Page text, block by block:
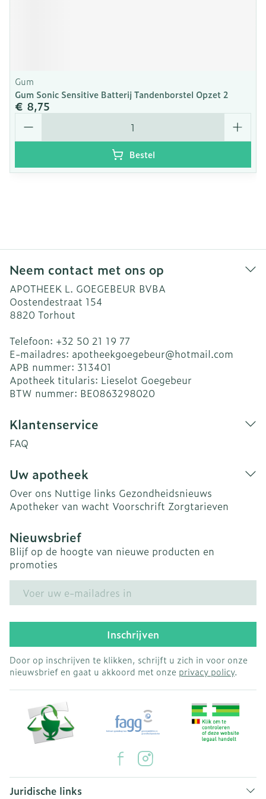
Gum
Gum Sonic Sensitive Batterij Tandenborstel Opzet 2
€ 8,75
Aantal
Bestel
Neem contact met ons op
APOTHEEK L. GOEGEBEUR BVBA
Oostendestraat 154
8820 Torhout
Telefoon: +32 50 21 19 77
E-mailadres: apotheekgoegebeur@hotmail.com
APB nummer: 313401
Apotheek titularis: Lieselot Goegebeur
BTW nummer: BE0863298020
Klantenservice
FAQ
Uw apotheek
Over ons Nuttige links Gezondheidsnieuws
Apotheker van wacht Voorschrift Zorgtarieven
Nieuwsbrief
Blijf op de hoogte van nieuwe producten en
promoties
Inschrijven
Door op inschrijven te klikken, schrijft u zich in voor onze
nieuwsbrief en gaat u akkoord met onze privacy policy.
Juridische links